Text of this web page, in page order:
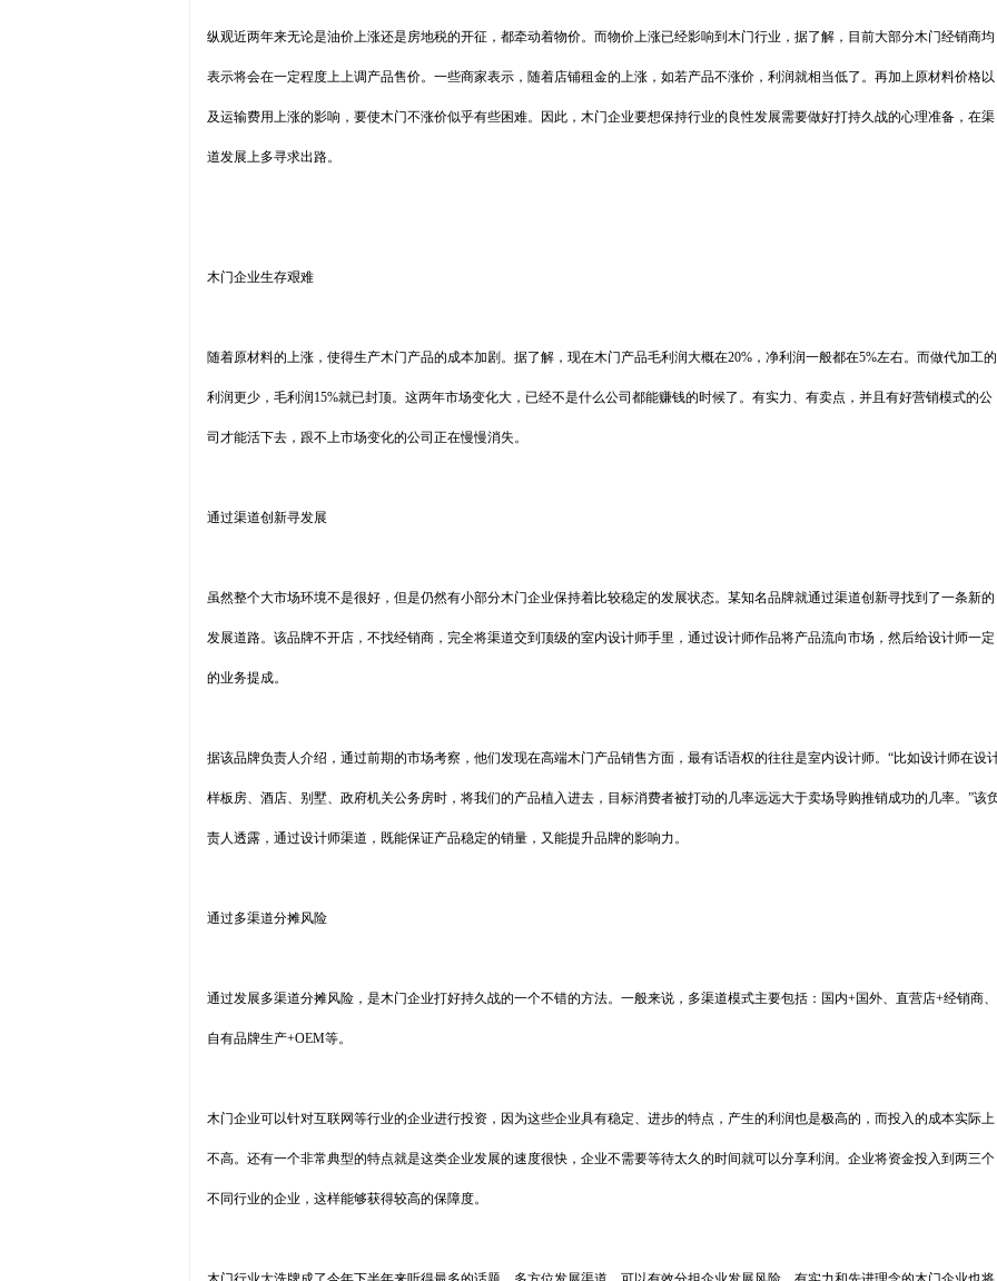
纵观近两年来无论是油价上涨还是房地税的开征，都牵动着物价。而物价上涨已经影响到木门行业，据了解，目前大部分木门经销商均
表示将会在一定程度上上调产品售价。一些商家表示，随着店铺租金的上涨，如若产品不涨价，利润就相当低了。再加上原材料价格以
及运输费用上涨的影响，要使木门不涨价似乎有些困难。因此，木门企业要想保持行业的良性发展需要做好打持久战的心理准备，在渠
道发展上多寻求出路。
木门企业生存艰难
随着原材料的上涨，使得生产木门产品的成本加剧。据了解，现在木门产品毛利润大概在20%，净利润一般都在5%左右。而做代加工的
利润更少，毛利润15%就已封顶。这两年市场变化大，已经不是什么公司都能赚钱的时候了。有实力、有卖点，并且有好营销模式的公
司才能活下去，跟不上市场变化的公司正在慢慢消失。
通过渠道创新寻发展
虽然整个大市场环境不是很好，但是仍然有小部分木门企业保持着比较稳定的发展状态。某知名品牌就通过渠道创新寻找到了一条新的
发展道路。该品牌不开店，不找经销商，完全将渠道交到顶级的室内设计师手里，通过设计师作品将产品流向市场，然后给设计师一定
的业务提成。
据该品牌负责人介绍，通过前期的市场考察，他们发现在高端木门产品销售方面，最有话语权的往往是室内设计师。“比如设计师在设
样板房、酒店、别墅、政府机关公务房时，将我们的产品植入进去，目标消费者被打动的几率远远大于卖场导购推销成功的几率。”该
责人透露，通过设计师渠道，既能保证产品稳定的销量，又能提升品牌的影响力。
通过多渠道分摊风险
通过发展多渠道分摊风险，是木门企业打好持久战的一个不错的方法。一般来说，多渠道模式主要包括：国内+国外、直营店+经销商、
自有品牌生产+OEM等。
木门企业可以针对互联网等行业的企业进行投资，因为这些企业具有稳定、进步的特点，产生的利润也是极高的，而投入的成本实际上
不高。还有一个非常典型的特点就是这类企业发展的速度很快，企业不需要等待太久的时间就可以分享利润。企业将资金投入到两三个
不同行业的企业，这样能够获得较高的保障度。